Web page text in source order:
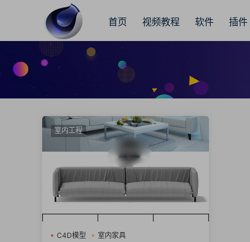
首页 视频教程 软件 插件
室内工程
C4D模型 室内家具